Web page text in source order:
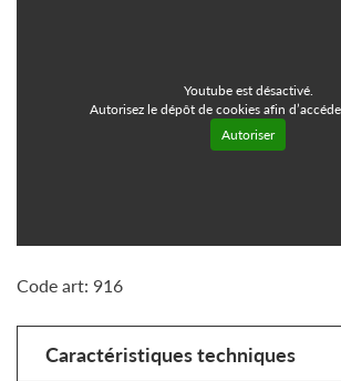
Youtube est désactivé.
Autorisez le dépôt de cookies afin
Autoriser
Code art: 916
Caractéristiques techniques